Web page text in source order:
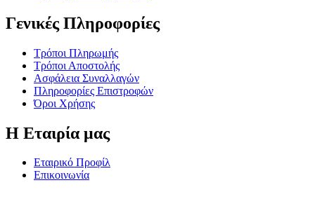
Γενικές Πληροφορίες
Τρόποι Πληρωμής
Τρόποι Αποστολής
Ασφάλεια Συναλλαγών
Πληροφορίες Επιστροφών
Όροι Χρήσης
Η Εταιρία μας
Εταιρικό Προφίλ
Επικοινωνία